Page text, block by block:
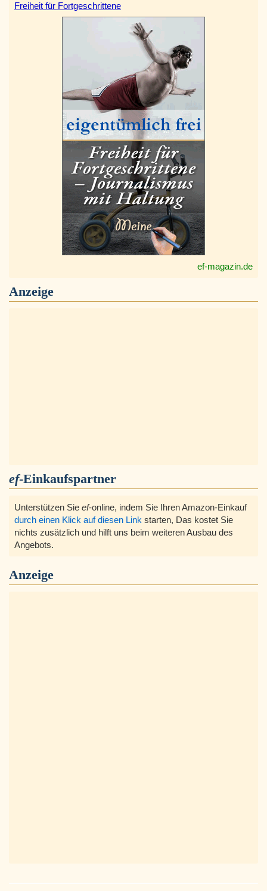
Freiheit für Fortgeschrittene
ef-magazin.de
Anzeige
ef-Einkaufspartner
Unterstützen Sie ef-online, indem Sie Ihren Amazon-Einkauf
durch einen Klick auf diesen Link starten, Das kostet Sie
nichts zusätzlich und hilft uns beim weiteren Ausbau des
Angebots.
Anzeige